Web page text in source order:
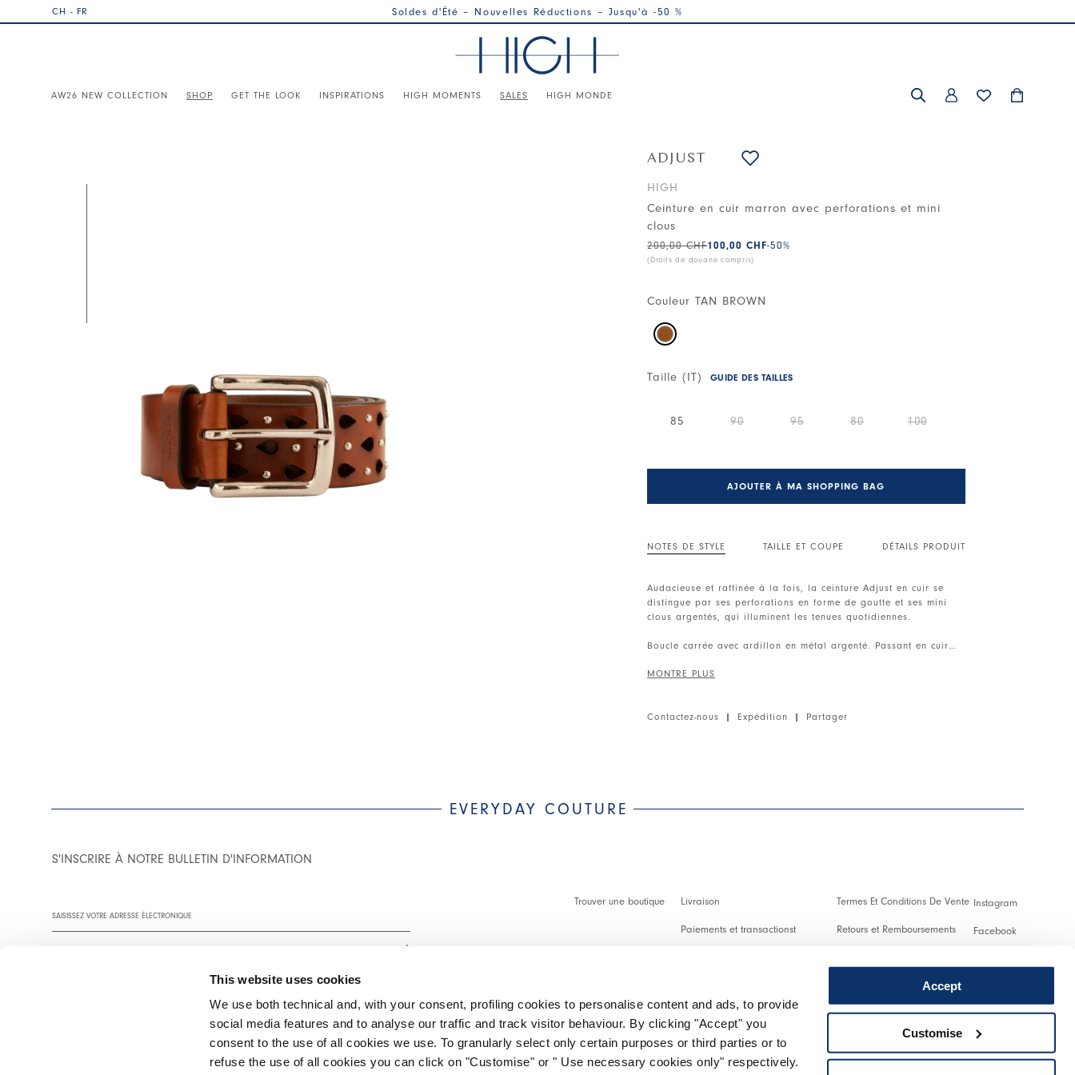
This website uses cookies
We use both technical and, with your consent, profiling cookies to personalise content and ads, to provide
social media features and to analyse our traffic and track visitor behaviour. By clicking "Accept" you
consent to the use of all cookies we use. To granularly select only certain purposes or third parties or to
refuse the use of all cookies you can click on "Customise" or " Use necessary cookies only" respectively.
Accept
Customise
CH - FR Soldes d'Été – Nouvelles Réductions – Jusqu'à -50 %
AW26 NEW COLLECTION SHOP GET THE LOOK INSPIRATIONS HIGH MOMENTS SALES HIGH MONDE
ADJUST
HIGH
Ceinture en cuir marron avec perforations et mini
clous
100,00 CHF
200,00 CHF -50%
(Droits de douane compris)
Couleur TAN BROWN
Taille (IT) GUIDE DES TAILLES
85 90 95 80 100
AJOUTER À MA SHOPPING BAG
NOTES DE STYLE TAILLE ET COUPE DÉTAILS PRODUIT
Audacieuse et raffinée à la fois, la ceinture Adjust en cuir se
distingue par ses perforations en forme de goutte et ses mini
clous argentés, qui illuminent les tenues quotidiennes.
Boucle carrée avec ardillon en métal argenté. Passant en cuir
forme de goutte. Mini clous appliqués.
• Fabriquée en Italie.
Contactez-nous | Expédition | Partager
EVERYDAY COUTURE
S'INSCRIRE À NOTRE BULLETIN D'INFORMATION
Vous êtes invité à lire notre politique de confidentialité dans son intégralité.
Trouver une boutique Livraison
Paiements et transactionst
Effectuer un retour
Termes Et Conditions De Vente
Retours et Remboursements
Cookies
Instagram
Facebook
Twitter
Spotify